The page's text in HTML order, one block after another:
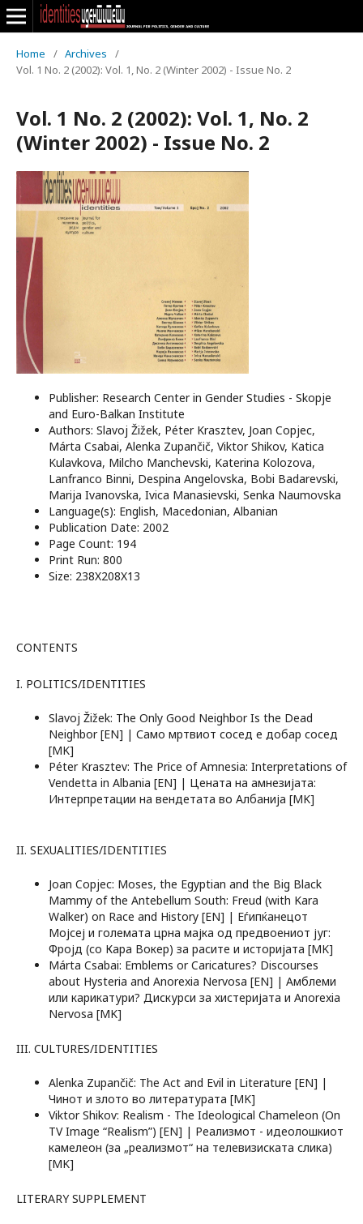
Home / Archives
/
Vol. 1 No. 2 (2002): Vol. 1, No. 2 (Winter 2002) - Issue No. 2
Vol. 1 No. 2 (2002): Vol. 1, No. 2
(Winter 2002) - Issue No. 2
Publisher: Research Center in Gender Studies - Skopje
and Euro-Balkan Institute
Authors: Slavoj Žižek, Péter Krasztev, Joan Copjec,
Márta Csabai, Alenka Zupančič, Viktor Shikov, Katica
Kulavkova, Milcho Manchevski, Katerina Kolozova,
Lanfranco Binni, Despina Angelovska, Bobi Badarevski,
Marija Ivanovska, Ivica Manasievski, Senka Naumovska
Language(s): English, Macedonian, Albanian
Publication Date: 2002
Page Count: 194
Print Run: 800
Size: 238X208X13
CONTENTS
I. POLITICS/IDENTITIES
Slavoj Žižek: The Only Good Neighbor Is the Dead
Neighbor [EN] | Само мртвиот сосед е добар сосед
[MK]
Péter Krasztev: The Price of Amnesia: Interpretations of
Vendetta in Albania [EN] | Цената на амнезијата:
Интерпретации на вендетата во Албанија [MK]
II. SEXUALITIES/IDENTITIES
Joan Copjec: Moses, the Egyptian and the Big Black
Mammy of the Antebellum South: Freud (with Kara
Walker) on Race and History [EN] | Еѓипќанецот
Мојсеј и големата црна мајка од предвоениот југ:
Фројд (со Кара Вокер) за расите и историјата [MK]
Márta Csabai: Emblems or Caricatures? Discourses
about Hysteria and Anorexia Nervosa [EN] | Амблеми
или карикатури? Дискурси за хистеријата и Anorexia
Nervosa [MK]
III. CULTURES/IDENTITIES
Alenka Zupančič: The Act and Evil in Literature [EN] |
Чинот и злото во литературата [MK]
Viktor Shikov: Realism - The Ideological Chameleon (On
TV Image “Realism”) [EN] | Реализмот - идеолошкиот
камелеон (за „реализмот“ на телевизиската слика)
[MK]
LITERARY SUPPLEMENT